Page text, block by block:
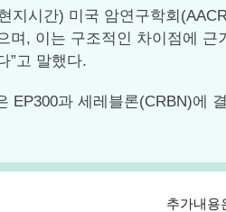
지시간) 미국 암연구학회
, 이는 구조적인 차이점에
”고 말했다.
EP300과 세레블론(CRBN)
추가내용